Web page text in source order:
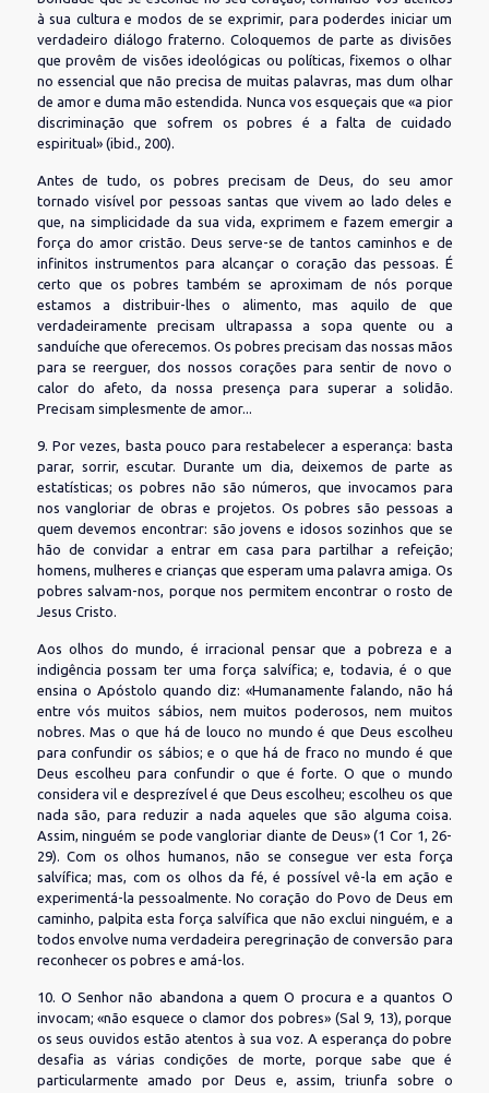
à sua cultura e modos de se exprimir, para poderdes iniciar um
verdadeiro diálogo fraterno. Coloquemos de parte as divisões
que provêm de visões ideológicas ou políticas, fixemos o olhar
no essencial que não precisa de muitas palavras, mas dum olhar
de amor e duma mão estendida. Nunca vos esqueçais que «a pior
discriminação que sofrem os pobres é a falta de cuidado
espiritual» (ibid., 200).
Antes de tudo, os pobres precisam de Deus, do seu amor
tornado visível por pessoas santas que vivem ao lado deles e
que, na simplicidade da sua vida, exprimem e fazem emergir a
força do amor cristão. Deus serve-se de tantos caminhos e de
infinitos instrumentos para alcançar o coração das pessoas. É
certo que os pobres também se aproximam de nós porque
estamos a distribuir-lhes o alimento, mas aquilo de que
verdadeiramente precisam ultrapassa a sopa quente ou a
sanduíche que oferecemos. Os pobres precisam das nossas mãos
para se reerguer, dos nossos corações para sentir de novo o
calor do afeto, da nossa presença para superar a solidão.
Precisam simplesmente de amor...
9. Por vezes, basta pouco para restabelecer a esperança: basta
parar, sorrir, escutar. Durante um dia, deixemos de parte as
estatísticas; os pobres não são números, que invocamos para
nos vangloriar de obras e projetos. Os pobres são pessoas a
quem devemos encontrar: são jovens e idosos sozinhos que se
hão de convidar a entrar em casa para partilhar a refeição;
homens, mulheres e crianças que esperam uma palavra amiga. Os
pobres salvam-nos, porque nos permitem encontrar o rosto de
Jesus Cristo.
Aos olhos do mundo, é irracional pensar que a pobreza e a
indigência possam ter uma força salvífica; e, todavia, é o que
ensina o Apóstolo quando diz: «Humanamente falando, não há
entre vós muitos sábios, nem muitos poderosos, nem muitos
nobres. Mas o que há de louco no mundo é que Deus escolheu
para confundir os sábios; e o que há de fraco no mundo é que
Deus escolheu para confundir o que é forte. O que o mundo
considera vil e desprezível é que Deus escolheu; escolheu os que
nada são, para reduzir a nada aqueles que são alguma coisa.
Assim, ninguém se pode vangloriar diante de Deus» (1 Cor 1, 26-
29). Com os olhos humanos, não se consegue ver esta força
salvífica; mas, com os olhos da fé, é possível vê-la em ação e
experimentá-la pessoalmente. No coração do Povo de Deus em
caminho, palpita esta força salvífica que não exclui ninguém, e a
todos envolve numa verdadeira peregrinação de conversão para
reconhecer os pobres e amá-los.
10. O Senhor não abandona a quem O procura e a quantos O
invocam; «não esquece o clamor dos pobres» (Sal 9, 13), porque
os seus ouvidos estão atentos à sua voz. A esperança do pobre
desafia as várias condições de morte, porque sabe que é
particularmente amado por Deus e, assim, triunfa sobre o